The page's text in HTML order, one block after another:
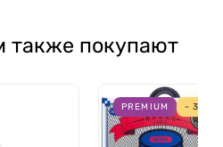
также покупают
PREMIUM - 33%